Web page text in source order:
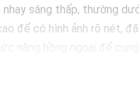
sáng thấp, thường
để có hình ảnh rõ nét,
nhà sản xuất uy tín,
camera ngoài trời, hãy